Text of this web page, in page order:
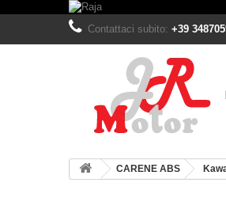
Contattaci subito: +39
CARENE ABS